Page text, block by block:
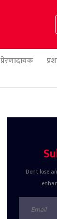
प्रेरणादायक
Don't lose